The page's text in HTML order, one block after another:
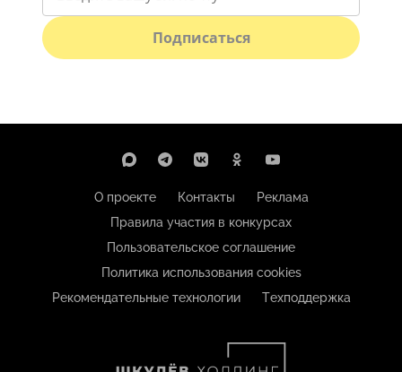
Подписаться
О проекте Контакты
Реклама
Правила участия в конкурсах
Пользовательское соглашение
Политика использования cookies
Рекомендательные технологии
Техподдержка